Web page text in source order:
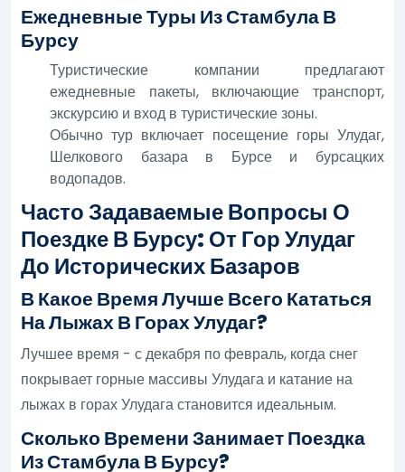
Ежедневные Туры Из Стамбула В
Бурсу
Туристические компании предлагают
ежедневные пакеты, включающие транспорт,
экскурсию и вход в туристические зоны.
Обычно тур включает посещение горы Улудаг,
Шелкового базара в Бурсе и бурсацких
водопадов.
Часто Задаваемые Вопросы О
Поездке В Бурсу: От Гор Улудаг
До Исторических Базаров
В Какое Время Лучше Всего Кататься
На Лыжах В Горах Улудаг?
Лучшее время - с декабря по февраль, когда снег
покрывает горные массивы Улудага и катание на
лыжах в горах Улудага становится идеальным.
Сколько Времени Занимает Поездка
Из Стамбула В Бурсу?